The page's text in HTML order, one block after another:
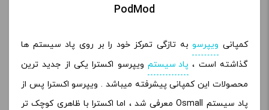
PodMod
کمپانی ویپرسوبه تازگی تمرکز خود را بر روی پاد سیستم ها
گذاشته است ، پاد سیستم ویپرسو اکسترا یکی از جدید ترین
محصولات این کمپانی پیشرفته میباشد . ویپرسو اکسترا پس از
پاد سیستم Osmall معرفی شد ، اما اکسترا با ظاهری کوچک تر